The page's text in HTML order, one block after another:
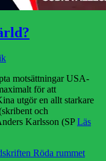
motsättningar USA-
för att
utgör en allt starkare
och
Karlsson (SPLäs
Röda rummet